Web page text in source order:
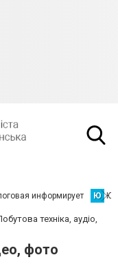
информирует Ю
техніка, аудіо,
фото